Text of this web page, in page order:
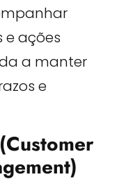
e ações
a manter
e